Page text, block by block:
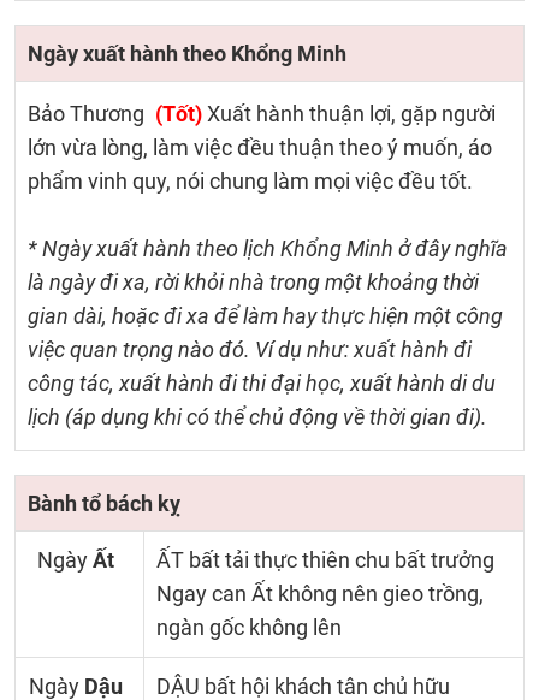
Ngày xuất hành theo Khổng Minh
Bảo Thương (Tốt)Xuất hành thuận lợi, gặp người
lớn vừa lòng, làm việc đều thuận theo ý muốn, áo
phẩm vinh quy, nói chung làm mọi việc đều tốt.
* Ngày xuất hành theo lịch Khổng Minh ở đây nghĩa
là ngày đi xa, rời khỏi nhà trong một khoảng thời
gian dài, hoặc đi xa để làm hay thực hiện một công
việc quan trọng nào đó. Ví dụ như: xuất hành đi
công tác, xuất hành đi thi đại học, xuất hành di du
lịch (áp dụng khi có thể chủ động về thời gian đi).
Bành tổ bách kỵ
NgàyẤt
ẤT bất tải thực thiên chu bất trưởng
Ngay can Ất không nên gieo trồng,
ngàn gốc không lên
Ngày Dậu
DẬU bất hội khách tân chủ hữu